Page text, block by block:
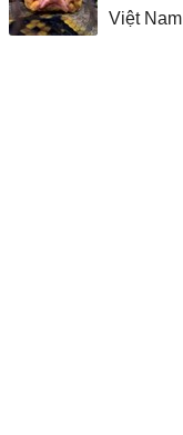
Việt Nam